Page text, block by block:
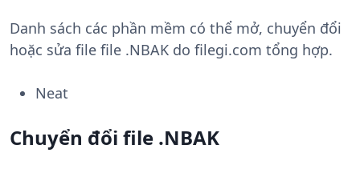
Danh sách các phần mềm có thể mở, chuyển đổi
hoặc sửa file file .NBAK do filegi.com tổng hợp.
Neat
Chuyển đổi file .NBAK